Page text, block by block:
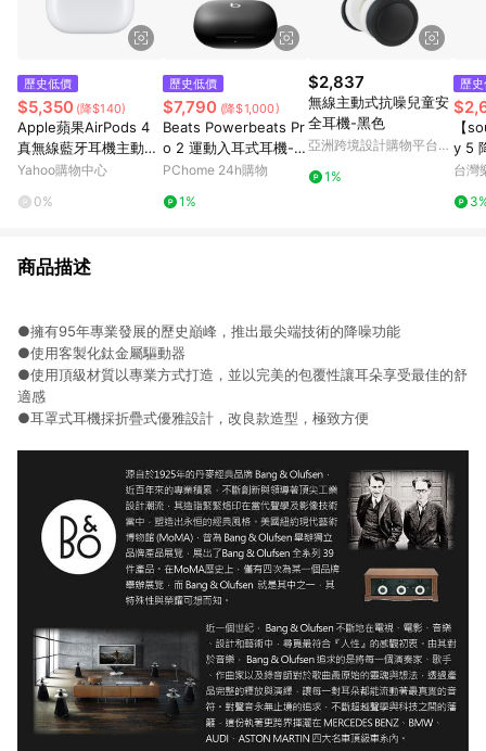
歷史低價
$5,350 (降$140)
Apple蘋果AirPods 4
真無線藍牙耳機主動式
降噪款
Yahoo購物中心
0%
歷史低價
$7,790 (降$1,000)
Beats Powerbeats Pr
o 2 運動入耳式耳機-極
速黑
PChome 24h購物
1%
$2,837
無線主動式抗噪兒童安
全耳機-黑色
亞洲跨境設計購物平台
1%
歷
【
y 5
機
台灣
商品描述
●擁有95年專業發展的歷史巔峰，推出最尖端技術的降噪功能
●使用客製化鈦金屬驅動器
●使用頂級材質以專業方式打造，並以完美的包覆性讓耳朵享受最佳的舒
適感
●耳罩式耳機採折疊式優雅設計，改良款造型，極致方便